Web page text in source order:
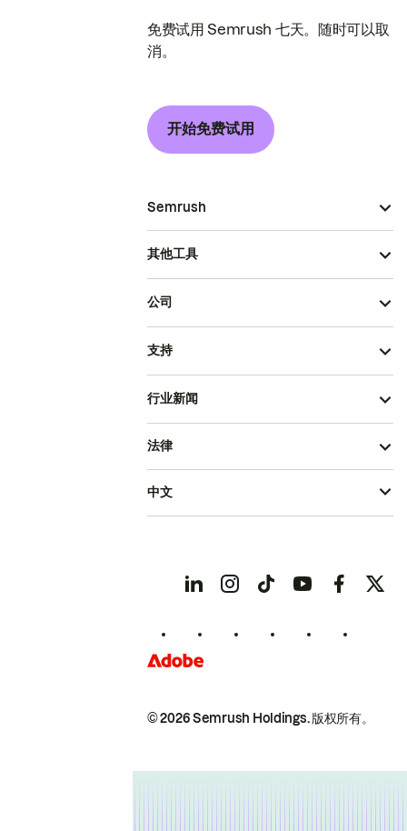
免费试用 Semrush 七天。随时可以取
消。
开始免费试用
Semrush
其他工具
公司
支持
行业新闻
© 2026 Semrush Holdings.版权所有。
法律
中文